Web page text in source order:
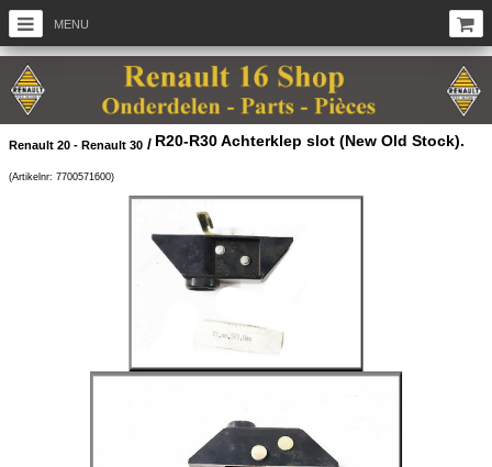
MENU
Renault 20 - Renault 30 / R20-R30 Achterklep slot (New Old Stock).
(Artikelnr: 7700571600)